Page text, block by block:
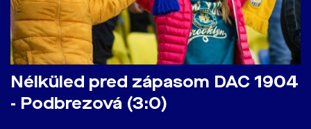
Nélküled pred zápasom DAC 1904
- Podbrezová (3:0)